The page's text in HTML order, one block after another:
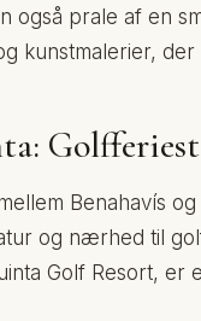
også prale af en
kunstmalerier,
Benahavís
og nærhed til
Golf Resort,